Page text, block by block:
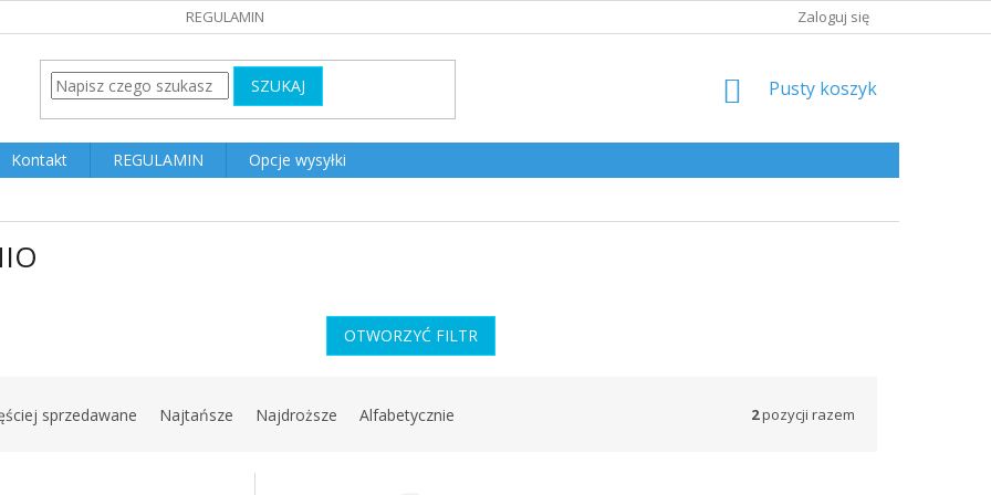
REGULAMIN Zaloguj się
SZUKAJ KOSZYK
Pusty koszyk
Kontakt REGULAMIN
Opcje wysyłki
OTWORZYĆ FILTR
sprzedawane Najtańsze Najdroższe Alfabetycznie 2pozycji razem